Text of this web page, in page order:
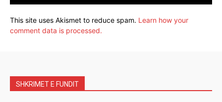
This site uses Akismet to reduce spam. Learn how your
comment data is processed.
SHKRIMET E FUNDIT